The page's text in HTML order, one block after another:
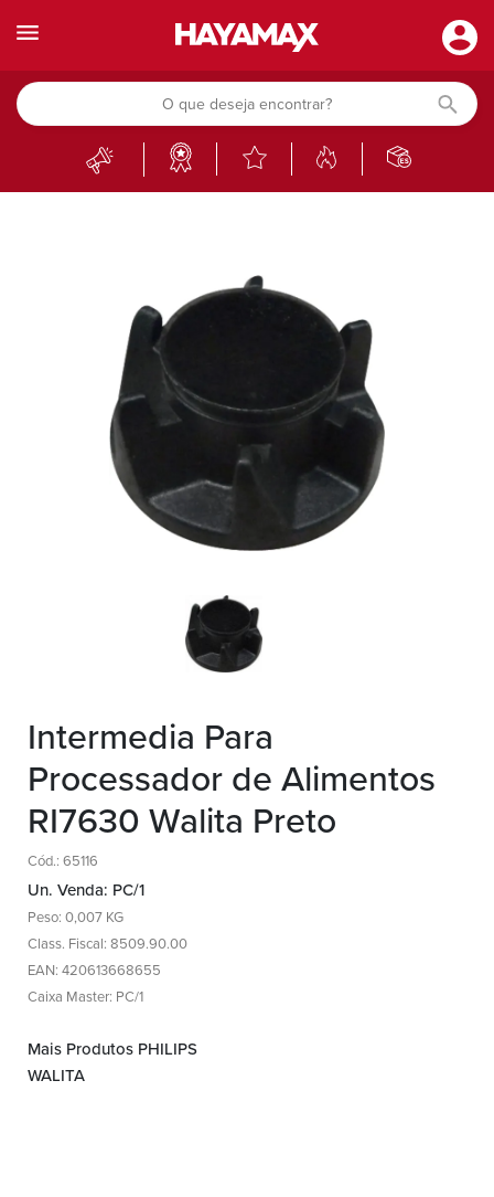
Intermedia Para
Processador de Alimentos
RI7630 Walita Preto
Cód.: 65116
Un. Venda: PC/1
Peso: 0,007 KG
Class. Fiscal: 8509.90.00
EAN: 420613668655
Caixa Master: PC/1
Mais Produtos PHILIPS
WALITA